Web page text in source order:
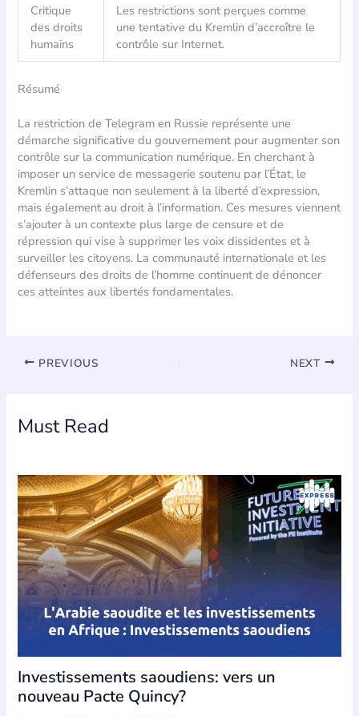
Critique
des droits
humains
Les restrictions sont perçues comme
une tentative du Kremlin d’accroître le
contrôle sur Internet.
Résumé
La restriction de Telegram en Russie représente une
démarche significative du gouvernement pour augmenter son
contrôle sur la communication numérique. En cherchant à
imposer un service de messagerie soutenu par l’État, le
Kremlin s’attaque non seulement à la liberté d’expression,
mais également au droit à l’information. Ces mesures viennent
s’ajouter à un contexte plus large de censure et de
répression qui vise à supprimer les voix dissidentes et à
surveiller les citoyens. La communauté internationale et les
défenseurs des droits de l’homme continuent de dénoncer
ces atteintes aux libertés fondamentales.
PREVIOUS NEXT
Must Read
Investissements saoudiens: vers un
nouveau Pacte Quincy?